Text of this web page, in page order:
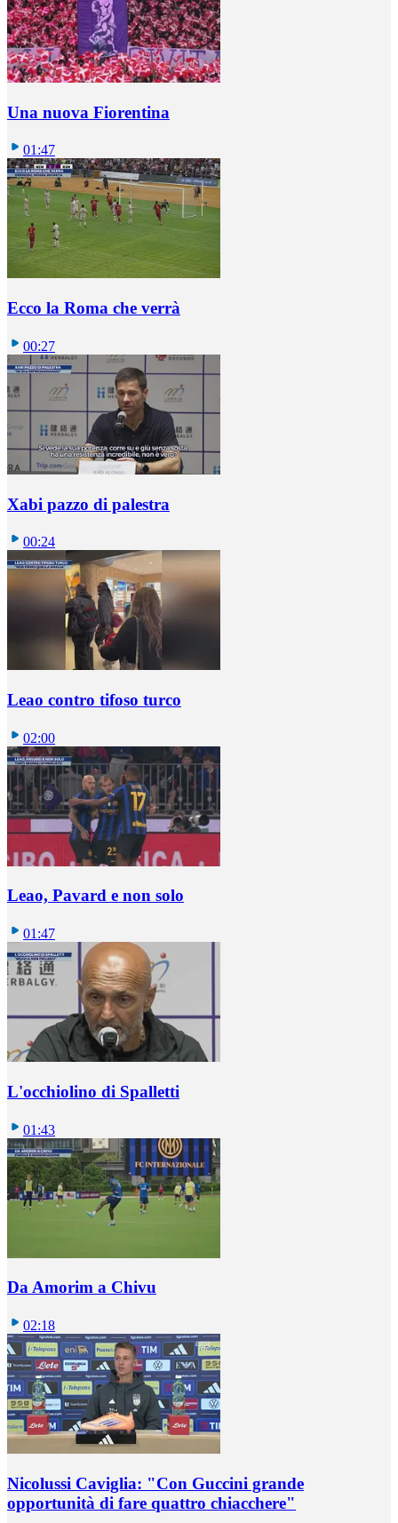
Una nuova Fiorentina
01:47
Ecco la Roma che verrà
00:27
Xabi pazzo di palestra
00:24
Leao contro tifoso turco
02:00
Leao, Pavard e non solo
01:47
L'occhiolino di Spalletti
01:43
Da Amorim a Chivu
02:18
Nicolussi Caviglia: "Con Guccini grande
opportunità di fare quattro chiacchere"